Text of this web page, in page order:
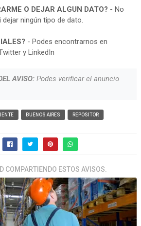
O DEJAR ALGUN DATO? - No
ningún tipo de dato.
- Podes encontrarnos en
y LinkedIn
AVISO:Podes verificar el anuncio
BUENOS AIRES
REPOSITOR
COMPARTIENDO ESTOS AVISOS.